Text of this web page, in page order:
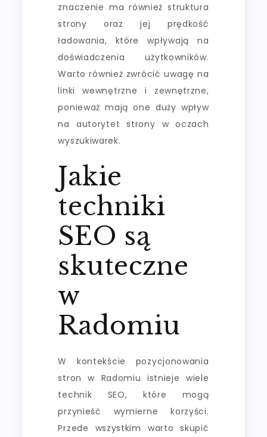
znaczenie ma również struktura
strony oraz jej prędkość
ładowania, które wpływają na
doświadczenia użytkowników.
Warto również zwrócić uwagę na
linki wewnętrzne i zewnętrzne,
ponieważ mają one duży wpływ
na autorytet strony w oczach
wyszukiwarek.
Jakie
techniki
SEO są
skuteczne
w
Radomiu
W kontekście pozycjonowania
stron w Radomiu istnieje wiele
technik SEO, które mogą
przynieść wymierne korzyści.
Przede wszystkim warto skupić